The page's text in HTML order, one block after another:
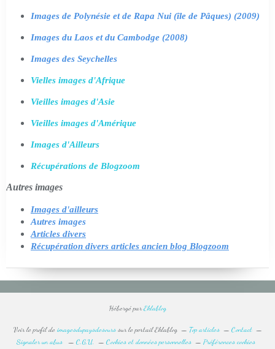
Images de Polynésie et de Rapa Nui (île de Pâques) (2009)
Images du Laos et du Cambodge (2008)
Images des Seychelles
Vielles images d'Afrique
Vieilles images d'Asie
Vieilles images d'Amérique
Images d'Ailleurs
Récupérations de Blogzoom
Autres images
Images d'ailleurs
Autres images
Articles divers
Récupération divers articles ancien blog Blogzoom
Hébergé parEklablog
Voir le profil de imagesdupaysdesourssur le portail Eklablog Top articles
Contact
Signaler un abus
C.G.U. Cookies et données personnelles Préférences cookies